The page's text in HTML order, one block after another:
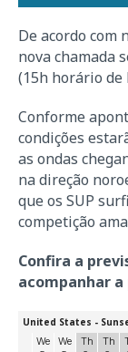
De acordo com
nova chamada
(15h horário de
Conforme
condições
as ondas
na direção
que os SUP
competição
Confira a
acompanhar